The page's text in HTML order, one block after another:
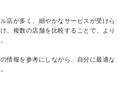
店が多く、細やかなサービスが受けら
、複数の店舗を比較することで、より
情報を参考にしながら、自分に最適な